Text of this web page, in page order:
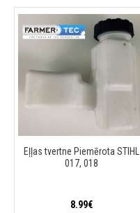
Eļļas tvertne Piemērota STIHL
017, 018
8.99€